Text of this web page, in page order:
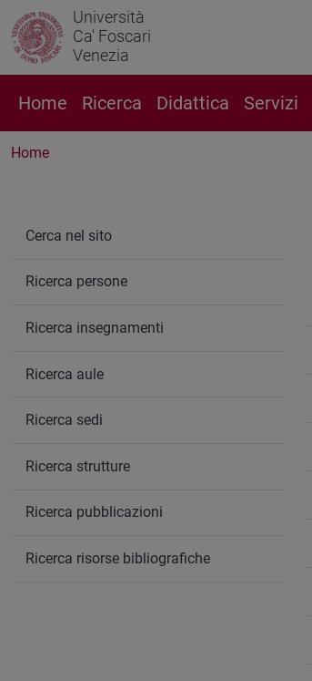
Università
Ca' Foscari
Venezia
Home Ricerca Didattica Servizi
Home
Cerca nel sito
Ricerca persone
Ricerca insegnamenti
Ricerca aule
Ricerca sedi
Ricerca strutture
Ricerca pubblicazioni
Ricerca risorse bibliografiche